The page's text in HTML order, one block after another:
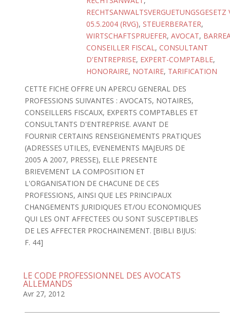
RECHTSANWALTSVERGUETUNGSGESETZ
05.5.2004 (RVG), STEUERBERATER,
WIRTSCHAFTSPRUEFER, AVOCAT,
CONSEILLER FISCAL, CONSULTANT
D'ENTREPRISE, EXPERT-COMPTABLE,
HONORAIRE, NOTAIRE, TARIFICATION
CETTE FICHE OFFRE UN APERCU GENERAL DES
PROFESSIONS SUIVANTES : AVOCATS, NOTAIRES,
CONSEILLERS FISCAUX, EXPERTS COMPTABLES ET
CONSULTANTS D'ENTREPRISE. AVANT DE
FOURNIR CERTAINS RENSEIGNEMENTS PRATIQUES
(ADRESSES UTILES, EVENEMENTS MAJEURS DE
2005 A 2007, PRESSE), ELLE PRESENTE
BRIEVEMENT LA COMPOSITION ET
L'ORGANISATION DE CHACUNE DE CES
PROFESSIONS, AINSI QUE LES PRINCIPAUX
CHANGEMENTS JURIDIQUES ET/OU ECONOMIQUES
QUI LES ONT AFFECTEES OU SONT SUSCEPTIBLES
DE LES AFFECTER PROCHAINEMENT. [BIBLI BIJUS:
F. 44]
LE CODE PROFESSIONNEL DES AVOCATS
ALLEMANDS
Avr 27, 2012